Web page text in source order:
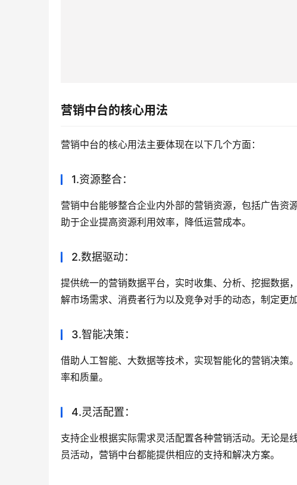
营销中台的核心用法主要体现在以下几个方面：
1.资源整合：
营销中台能够整合企业内外部的营销资源，包括广告
助于企业提高资源利用效率，降低运营成本。
2.数据驱动：
提供统一的营销数据平台，实时收集、分析、挖掘数据
解市场需求、消费者行为以及竞争对手的动态，制定更